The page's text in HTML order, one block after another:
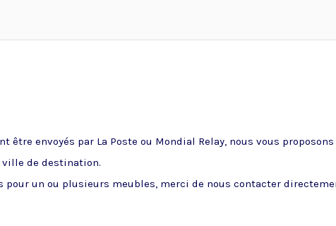
être envoyés par La Poste ou Mondial Relay, nous vous
ville de destination.
pour un ou plusieurs meubles, merci de nous contacter